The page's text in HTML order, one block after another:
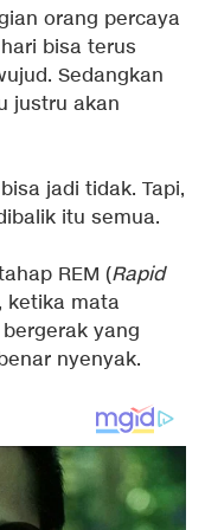
orang percaya
bisa terus
Sedangkan
justru akan
jadi tidak. Tapi,
itu semua.
REM (Rapid
ketika mata
yang
nyenyak.